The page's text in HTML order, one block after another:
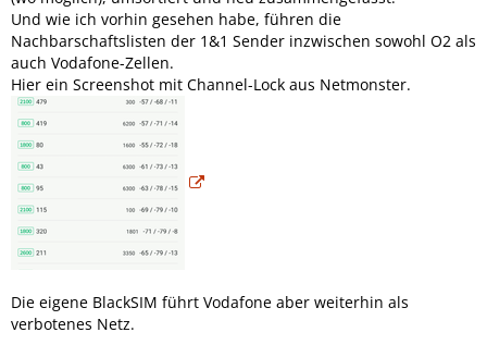
Und wie ich vorhin gesehen habe, führen die
Nachbarschaftslisten der 1&1 Sender inzwischen sowohl O2 als
auch Vodafone-Zellen.
Hier ein Screenshot mit Channel-Lock aus Netmonster.
Die eigene BlackSIM führt Vodafone aber weiterhin als
verbotenes Netz.